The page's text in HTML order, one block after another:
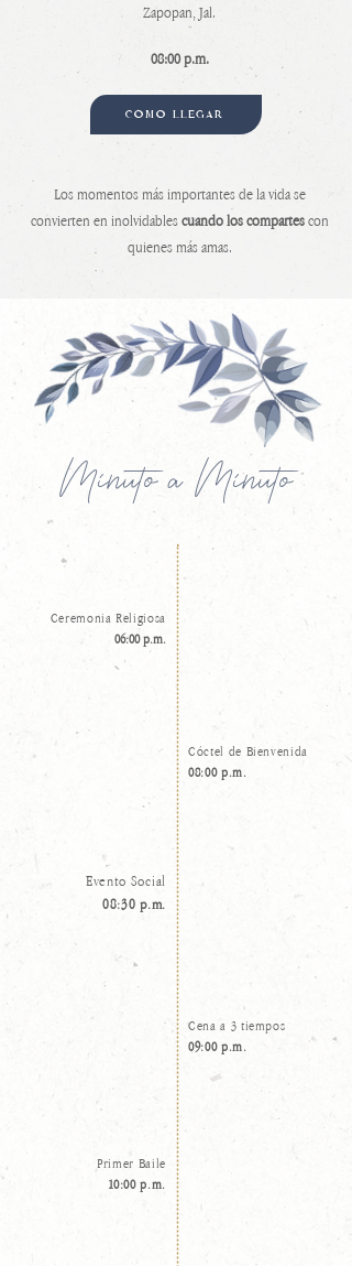
Zapopan, Jal.
08:00 p.m.
CÓMO LLEGAR
Los momentos más importantes de la vida se
convierten en inolvidablescuando los compartescon
quienes más amas.
Minuto a Minuto
Ceremonia Religiosa
06:00 p.m.
Cóctel de Bienvenida
08:00 p.m.
Evento Social
08:30 p.m.
Cena a 3 tiempos
09:00 p.m.
Primer Baile
10:00 p.m.